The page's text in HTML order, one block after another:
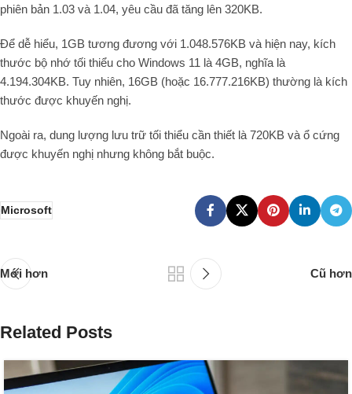
phiên bản 1.03 và 1.04, yêu cầu đã tăng lên 320KB.
Để dễ hiểu, 1GB tương đương với 1.048.576KB và hiện nay, kích
thước bộ nhớ tối thiểu cho Windows 11 là 4GB, nghĩa là
4.194.304KB. Tuy nhiên, 16GB (hoặc 16.777.216KB) thường là kích
thước được khuyến nghị.
Ngoài ra, dung lượng lưu trữ tối thiểu cần thiết là 720KB và ổ cứng
được khuyến nghị nhưng không bắt buộc.
Microsoft
Mới hơn Cũ hơn
Related Posts